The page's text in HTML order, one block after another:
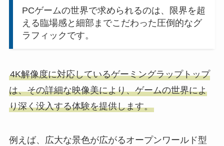
PCゲームの世界で求められるのは、限界を超
える臨場感と細部までこだわった圧倒的なグ
ラフィックです。
4K解像度に対応しているゲーミングラップトップ
は、その詳細な映像美により、ゲームの世界によ
り深く没入する体験を提供します。
例えば、広大な景色が広がるオープンワールド型